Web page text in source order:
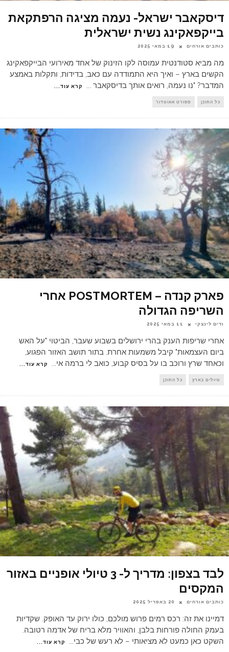
דיסקאבר ישראל- נעמה מציגה הרפתקאת
בייקפאקינג נשית ישראלית
כותבים אורחים 19 במאי 2025
מה מביא סטודנטית עמוסה לקו הזינוק של אחד מאירועי הבייקפאקינג
הקשים בארץ – ואיך היא התמודדה עם כאב, בדידות, ותקלות באמצע
המדבר? "נו נעמה, רואים אותך בדיסקאבר ... קרא עוד...
כל התוכן ספורט אאוטדור
פארק קנדה – POSTMORTEM אחרי
השריפה הגדולה
ודים לינצקי 11 במאי 2025
אחרי שריפות הענק בהרי ירושלים בשבוע שעבר, הביטוי "על האש
ביום העצמאות" קיבל משמעות אחרת. בתור תושב האזור הפגוע,
וכאחד שרץ ורוכב בו על בסיס קבוע, כואב לי ברמה אי... קרא עוד...
טיולים בארץ כל התוכן
לבד בצפון: מדריך ל- 3 טיולי אופניים באזור
המקסים
כותבים אורחים 20 באפריל 2025
דמיינו את זה: רכס רמים פרוש מולכם, כולו ירוק עד האופק. שקדיות
בעמק החולה פורחות בלבן, והאוויר מלא בריח של אדמה רטובה.
השקט כאן כמעט לא מציאותי – לא רעש של כבי... קרא עוד...